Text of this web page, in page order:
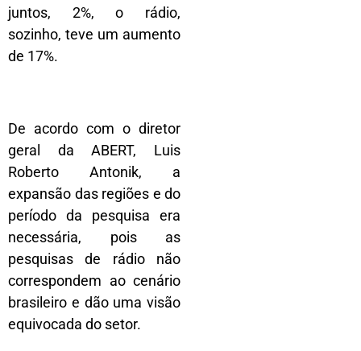
juntos, 2%, o rádio,
sozinho, teve um aumento
de 17%.
De acordo com o diretor
geral da ABERT, Luis
Roberto Antonik, a
expansão das regiões e do
período da pesquisa era
necessária, pois as
pesquisas de rádio não
correspondem ao cenário
brasileiro e dão uma visão
equivocada do setor.